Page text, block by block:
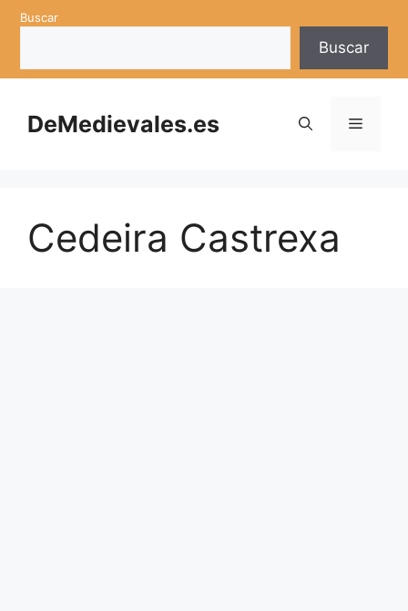
SaltarBuscar
Buscar
DeMedievales.es Menú
Cedeira Castrexa